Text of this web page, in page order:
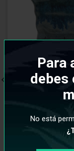
Para
debes
No está